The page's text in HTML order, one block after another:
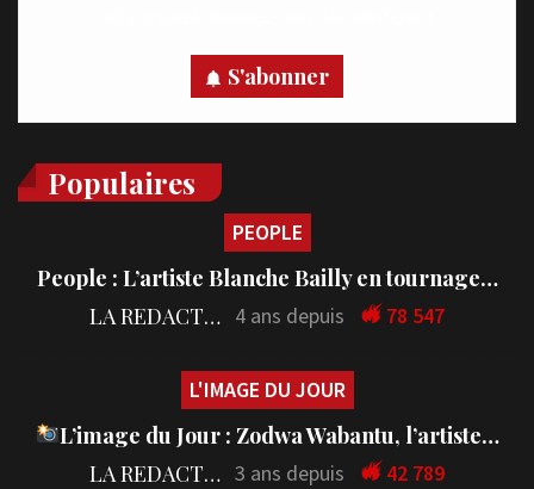
S'abonner
Populaires
PEOPLE
People : L’artiste Blanche Bailly en tournage…
LA REDACTION 4 ans depuis 78 547
L'IMAGE DU JOUR
L’image du Jour : Zodwa Wabantu, l’artiste…
LA REDACTION 3 ans depuis 42 789